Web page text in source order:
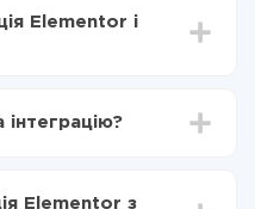
Elementor і
з Elementor в
передаватися з
інтеграцію?
Elementor з